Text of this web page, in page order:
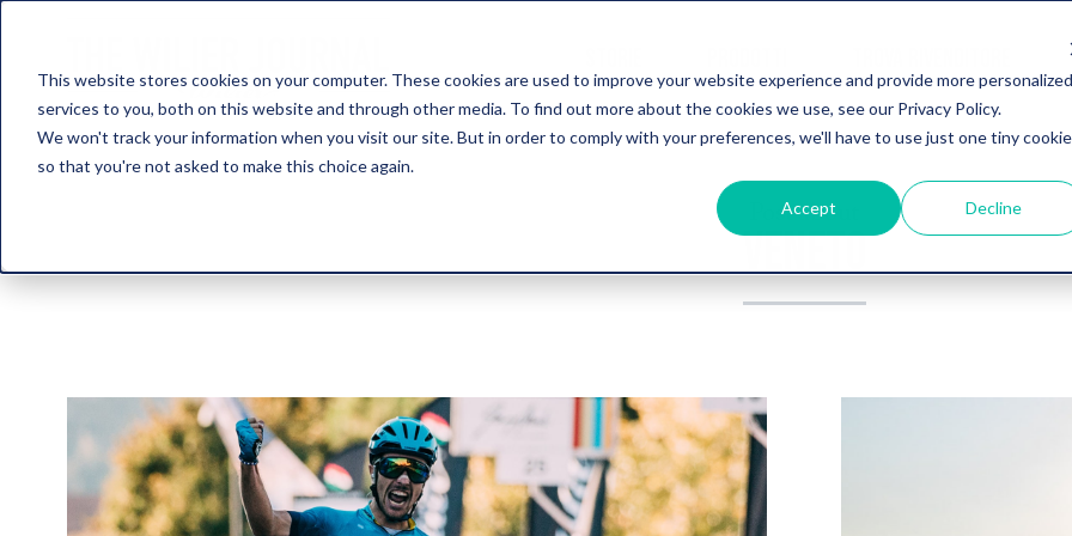
This website stores cookies on your computer. These cookies are used to improve your website experience and provide more personalized
services to you, both on this website and through other media. To find out more about the cookies we use, see our Privacy Policy.
We won't track your information when you visit our site. But in order to comply with your preferences, we'll have to use just one tiny cookie
so that you're not asked to make this choice again.
Accept Decline
Post about
VENETO